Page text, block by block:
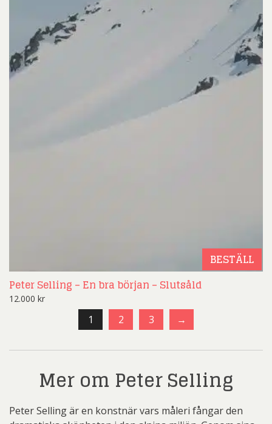
BESTÄLL
Peter Selling – En bra början – Slutsåld
12.000 kr
1 2 3 →
Mer om Peter Selling
Peter Selling är en konstnär vars måleri fångar den